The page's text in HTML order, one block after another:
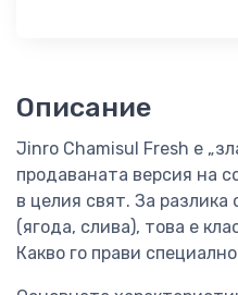
Описание
Jinro Chamisul Fresh е
продаваната версия на
в целия свят. За
(ягода, слива), това е
Какво го прави